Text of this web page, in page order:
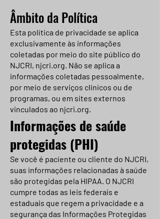
Âmbito da Política
Esta política de privacidade se aplica
exclusivamente às informações
coletadas por meio do site público do
NJCRI, njcri.org. Não se aplica a
informações coletadas pessoalmente,
por meio de serviços clínicos ou de
programas, ou em sites externos
vinculados ao njcri.org.
Informações de saúde
protegidas (PHI)
Se você é paciente ou cliente do NJCRI,
suas informações relacionadas à saúde
são protegidas pela HIPAA. O NJCRI
cumpre todas as leis federais e
estaduais que regem a privacidade e a
segurança das Informações Protegidas